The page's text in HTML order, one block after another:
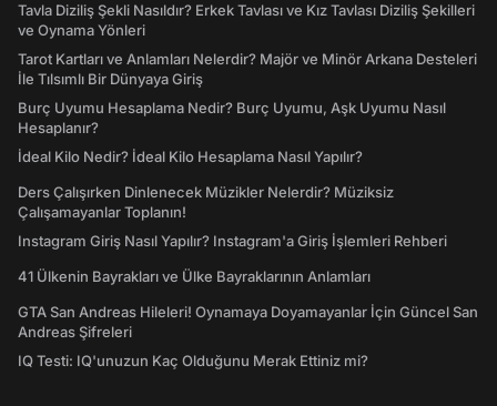
Tavla Diziliş Şekli Nasıldır? Erkek Tavlası ve Kız Tavlası Diziliş Şekilleri
ve Oynama Yönleri
Tarot Kartları ve Anlamları Nelerdir? Majör ve Minör Arkana Desteleri
İle Tılsımlı Bir Dünyaya Giriş
Burç Uyumu Hesaplama Nedir? Burç Uyumu, Aşk Uyumu Nasıl
Hesaplanır?
İdeal Kilo Nedir? İdeal Kilo Hesaplama Nasıl Yapılır?
Ders Çalışırken Dinlenecek Müzikler Nelerdir? Müziksiz
Çalışamayanlar Toplanın!
Instagram Giriş Nasıl Yapılır? Instagram'a Giriş İşlemleri Rehberi
41 Ülkenin Bayrakları ve Ülke Bayraklarının Anlamları
GTA San Andreas Hileleri! Oynamaya Doyamayanlar İçin Güncel San
Andreas Şifreleri
IQ Testi: IQ'unuzun Kaç Olduğunu Merak Ettiniz mi?